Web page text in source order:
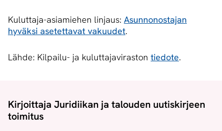
Kuluttaja-asiamiehen linjaus: Asunnonostajan
hyväksi asetettavat vakuudet.
Lähde: Kilpailu- ja kuluttajaviraston tiedote.
Kirjoittaja Juridiikan ja talouden uutiskirjeen
toimitus